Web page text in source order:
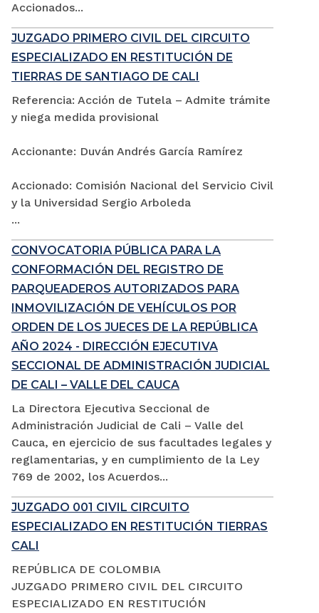
Accionados...
JUZGADO PRIMERO CIVIL DEL CIRCUITO
ESPECIALIZADO EN RESTITUCIÓN DE
TIERRAS DE SANTIAGO DE CALI
Referencia: Acción de Tutela – Admite trámite
y niega medida provisional
Accionante: Duván Andrés García Ramírez
Accionado: Comisión Nacional del Servicio Civil
y la Universidad Sergio Arboleda
...
CONVOCATORIA PÚBLICA PARA LA
CONFORMACIÓN DEL REGISTRO DE
PARQUEADEROS AUTORIZADOS PARA
INMOVILIZACIÓN DE VEHÍCULOS POR
ORDEN DE LOS JUECES DE LA REPÚBLICA
AÑO 2024 - DIRECCIÓN EJECUTIVA
SECCIONAL DE ADMINISTRACIÓN JUDICIAL
DE CALI – VALLE DEL CAUCA
La Directora Ejecutiva Seccional de
Administración Judicial de Cali – Valle del
Cauca, en ejercicio de sus facultades legales y
reglamentarias, y en cumplimiento de la Ley
769 de 2002, los Acuerdos...
JUZGADO 001 CIVIL CIRCUITO
ESPECIALIZADO EN RESTITUCIÓN TIERRAS
CALI
REPÚBLICA DE COLOMBIA
JUZGADO PRIMERO CIVIL DEL CIRCUITO
ESPECIALIZADO EN RESTITUCIÓN